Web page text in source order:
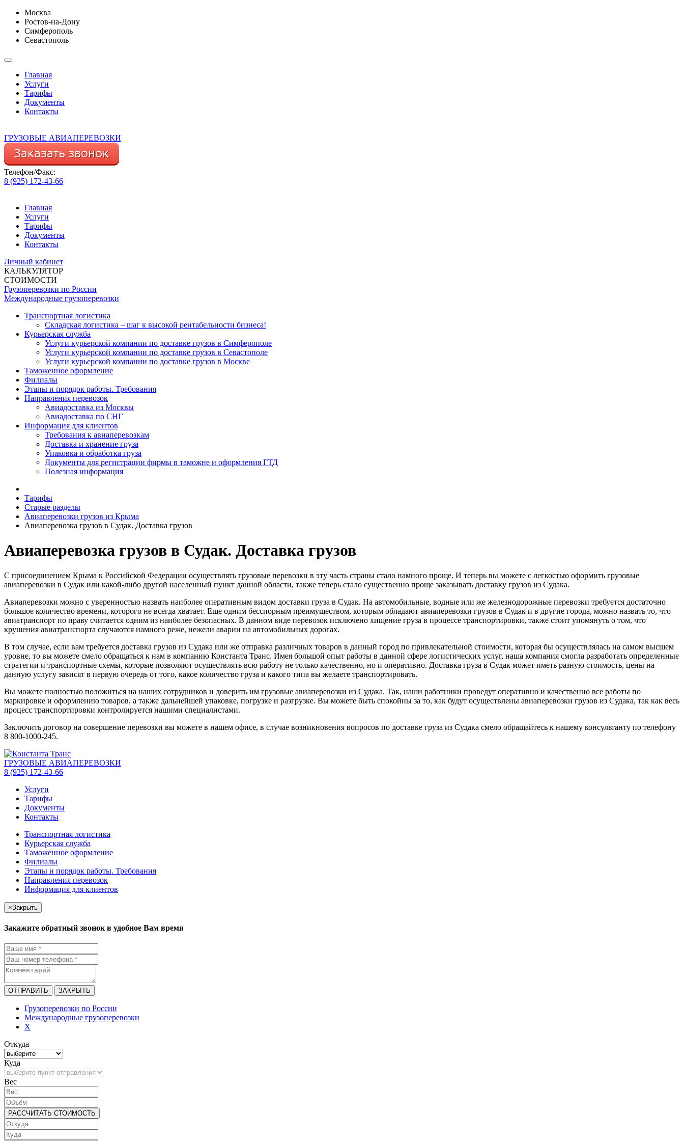
Москва
Ростов-на-Дону
Симферополь
Севастополь
Главная
Услуги
Тарифы
Документы
Контакты
ГРУЗОВЫЕ АВИАПЕРЕВОЗКИ
Телефон/Факс:
8 (925) 172-43-66
Главная
Услуги
Тарифы
Документы
Контакты
Личный кабинет
КАЛЬКУЛЯТОР
СТОИМОСТИ
Грузоперевозки по России
Международные грузоперевозки
Транспортная логистика
Складская логистика – шаг к высокой рентабельности бизнеса!
Курьерская служба
Услуги курьерской компании по доставке грузов в Симферополе
Услуги курьерской компании по доставке грузов в Севастополе
Услуги курьерской компании по доставке грузов в Москве
Таможенное оформление
Филиалы
Этапы и порядок работы. Требования
Направления перевозок
Авиадоставка из Москвы
Авиадоставка по СНГ
Информация для клиентов
Требования к авиаперевозкам
Доставка и хранение груза
Упаковка и обработка груза
Документы для регистрации фирмы в таможне и оформления ГТД
Полезная информация
Тарифы
Старые разделы
Авиаперевозки грузов из Крыма
Авиаперевозка грузов в Судак. Доставка грузов
Авиаперевозка грузов в Судак. Доставка грузов
С присоединением Крыма к Российской Федерации осуществлять грузовые перевозки в эту часть страны стало намного проще. И теперь вы можете с легкостью оформить грузовые
авиаперевозки в Судак или какой-либо другой населенный пункт данной области, также теперь стало существенно проще заказывать доставку грузов из Судака.
Авиаперевозки можно с уверенностью назвать наиболее оперативным видом доставки груза в Судак. На автомобильные, водные или же железнодорожные перевозки требуется достаточно
большое количество времени, которого не всегда хватает. Еще одним бесспорным преимуществом, которым обладают авиаперевозки грузов в Судак и в другие города, можно назвать то, что
авиатранспорт по праву считается одним из наиболее безопасных. В данном виде перевозок исключено хищение груза в процессе транспортировки, также стоит упомянуть о том, что
крушения авиатранспорта случаются намного реже, нежели аварии на автомобильных дорогах.
В том случае, если вам требуется доставка грузов из Судака или же отправка различных товаров в данный город по привлекательной стоимости, которая бы осуществлялась на самом высшем
уровне, то вы можете смело обращаться к нам в компанию Константа Транс. Имея большой опыт работы в данной сфере логистических услуг, наша компания смогла разработать определенные
стратегии и транспортные схемы, которые позволяют осуществлять всю работу не только качественно, но и оперативно. Доставка груза в Судак может иметь разную стоимость, цены на
данную услугу зависят в первую очередь от того, какое количество груза и какого типа вы желаете транспортировать.
Вы можете полностью положиться на наших сотрудников и доверить им грузовые авиаперевозки из Судака. Так, наши работники проведут оперативно и качественно все работы по
маркировке и оформлению товаров, а также дальнейшей упаковке, погрузке и разгрузке. Вы можете быть спокойны за то, как будут осуществлены авиаперевозки грузов из Судака, так как весь
процесс транспортировки контролируется нашими специалистами.
Заключить договор на совершение перевозки вы можете в нашем офисе, в случае возникновения вопросов по доставке груза из Судака смело обращайтесь к нашему консультанту по телефону
8 800-1000-245.
ГРУЗОВЫЕ АВИАПЕРЕВОЗКИ
8 (925) 172-43-66
Услуги
Тарифы
Документы
Контакты
Транспортная логистика
Курьерская служба
Таможенное оформление
Филиалы
Этапы и порядок работы. Требования
Направления перевозок
Информация для клиентов
×Закрыть
Закажите обратный звонок в удобное Вам время
ОТПРАВИТЬ ЗАКРЫТЬ
Грузоперевозки по России
Международные грузоперевозки
X
Откуда
Куда
Bec
РАССЧИТАТЬ СТОИМОСТЬ